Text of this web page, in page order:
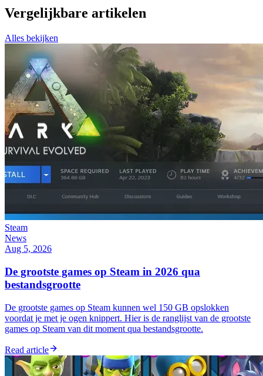
Vergelijkbare artikelen
Alles bekijken
Steam
News
Aug 5, 2026
De grootste games op Steam in 2026 qua
bestandsgrootte
De grootste games op Steam kunnen wel 150 GB opslokken
voordat je met je ogen knippert. Hier is de ranglijst van de grootste
games op Steam van dit moment qua bestandsgrootte.
Read article